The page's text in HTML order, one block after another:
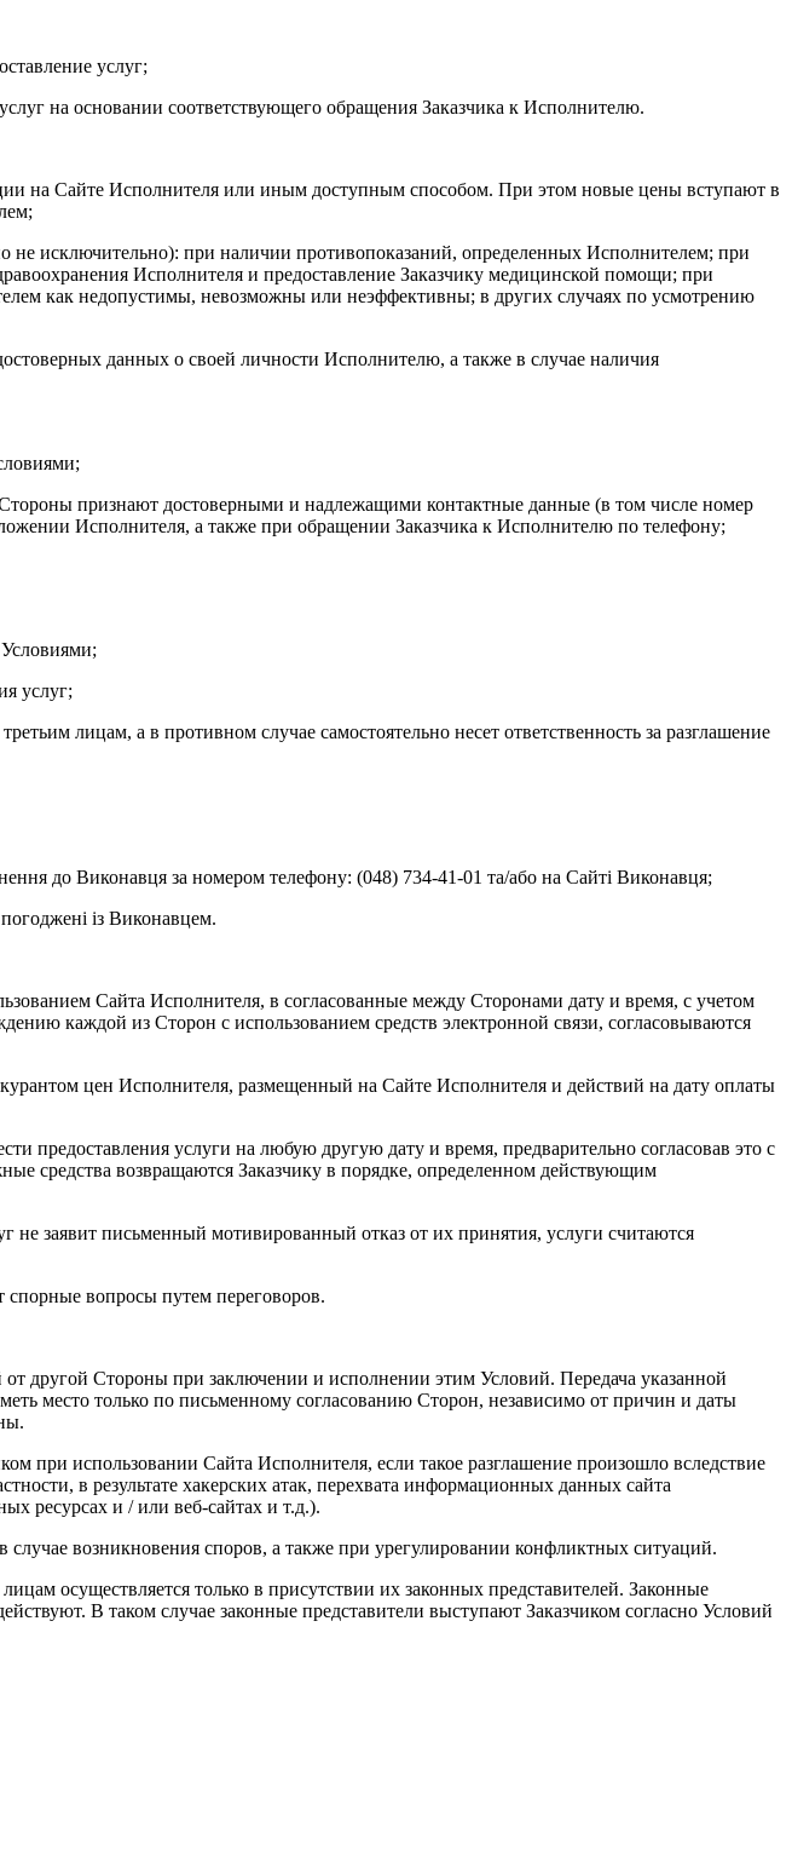
услуг;
на основании соответствующего обращения Заказчика к Исполнителю.
на Сайте Исполнителя или иным доступным способом. При этом новые цены вступают в
не исключительно): при наличии противопоказаний, определенных Исполнителем; при
Исполнителя и предоставление Заказчику медицинской помощи; при
как недопустимы, невозможны или неэффективны; в других случаях по усмотрению
данных о своей личности Исполнителю, а также в случае наличия
признают достоверными и надлежащими контактные данные (в том числе номер
Исполнителя, а также при обращении Заказчика к Исполнителю по телефону;
услуг;
лицам, а в противном случае самостоятельно несет ответственность за разглашение
до Виконавця за номером телефону: (048) 734-41-01 та/або на Сайті Виконавця;
із Виконавцем.
Сайта Исполнителя, в согласованные между Сторонами дату и время, с учетом
каждой из Сторон с использованием средств электронной связи, согласовываются
цен Исполнителя, размещенный на Сайте Исполнителя и действий на дату оплаты
предоставления услуги на любую другую дату и время, предварительно согласовав это с
средства возвращаются Заказчику в порядке, определенном действующим
не заявит письменный мотивированный отказ от их принятия, услуги считаются
вопросы путем переговоров.
другой Стороны при заключении и исполнении этим Условий. Передача указанной
место только по письменному согласованию Сторон, независимо от причин и даты
при использовании Сайта Исполнителя, если такое разглашение произошло вследствие
в результате хакерских атак, перехвата информационных данных сайта
ресурсах и / или веб-сайтах и ​​т.д.).
возникновения споров, а также при урегулировании конфликтных ситуаций.
осуществляется только в присутствии их законных представителей. Законные
В таком случае законные представители выступают Заказчиком согласно Условий